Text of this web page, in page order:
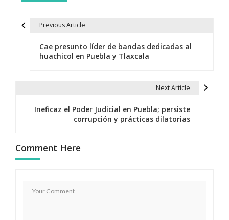
c
i
Previous Article
Cae presunto líder de bandas dedicadas al
huachicol en Puebla y Tlaxcala
Next Article
Ineficaz el Poder Judicial en Puebla; persiste
corrupción y prácticas dilatorias
Comment Here